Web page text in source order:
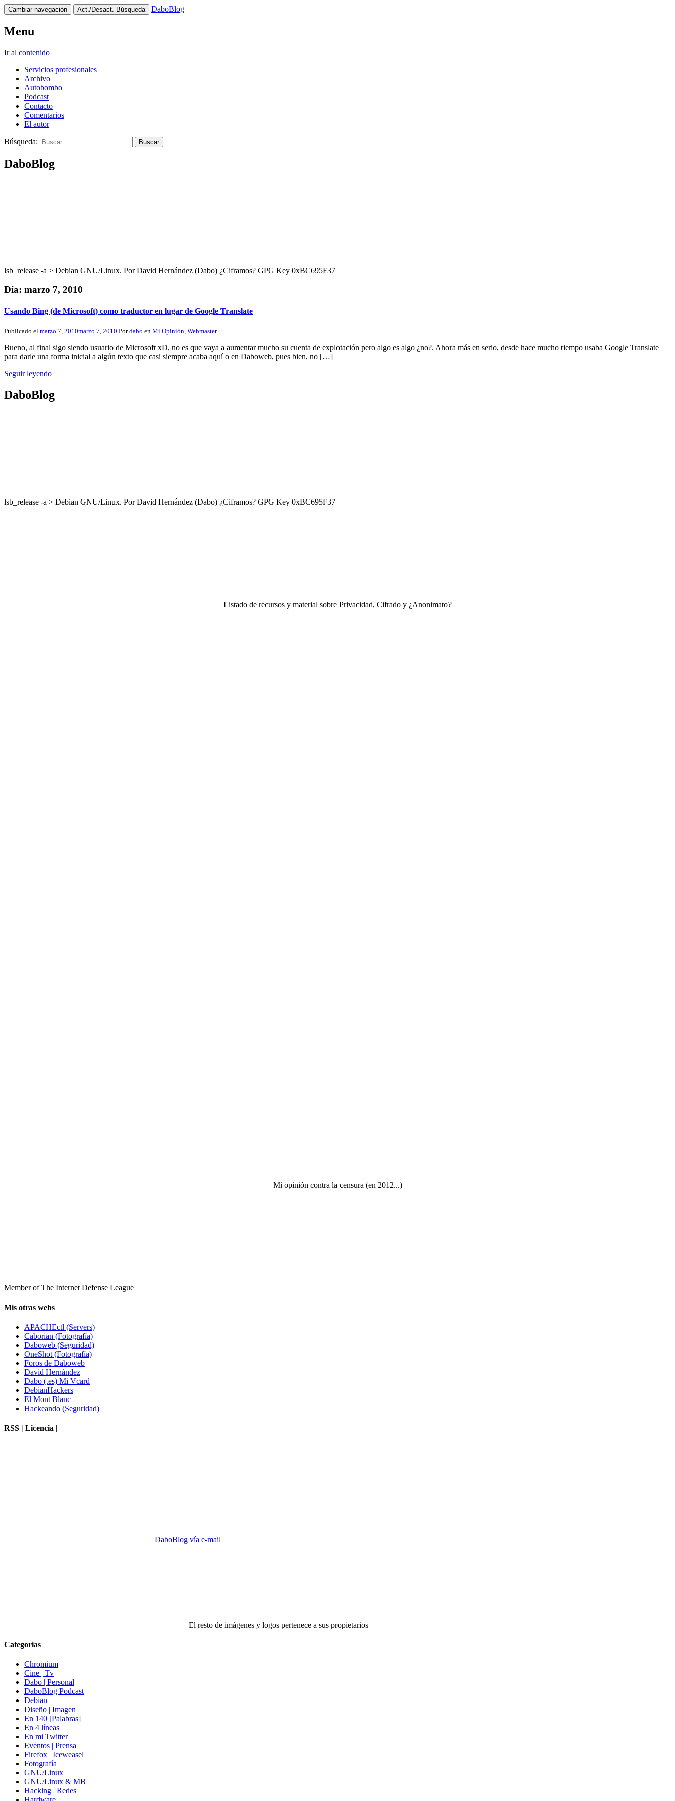
Cambiar navegación Act./Desact. Búsqueda DaboBlog
Menu
Ir al contenido
Servicios profesionales
Archivo
Autobombo
Podcast
Contacto
Comentarios
El autor
Búsqueda:
DaboBlog
lsb_release -a > Debian GNU/Linux. Por David Hernández (Dabo) ¿Ciframos? GPG Key 0xBC695F37
Día: marzo 7, 2010
Usando Bing (de Microsoft) como traductor en lugar de Google Translate
Publicado el marzo 7, 2010marzo 7, 2010 Pordabo en Mi Opinión Webmaster
Bueno, al final sigo siendo usuario de Microsoft xD, no es que vaya a aumentar mucho su cuenta de explotación pero algo es algo ¿no?. Ahora más en serio, desde hace mucho tiempo usaba Google Translate
para darle una forma inicial a algún texto que casi siempre acaba aquí o en Daboweb, pues bien, no […]
Seguir leyendo
DaboBlog
lsb_release -a > Debian GNU/Linux. Por David Hernández (Dabo) ¿Ciframos? GPG Key 0xBC695F37
Listado de recursos y material sobre Privacidad, Cifrado y ¿Anonimato?
Mi opinión contra la censura (en 2012...)
Member of The Internet Defense League
Mis otras webs
APACHEctl (Servers)
Caborian (Fotografía)
Daboweb (Seguridad)
OneShot (Fotografía)
Foros de Daboweb
David Hernández
Dabo (.es) Mi Vcard
DebianHackers
El Mont Blanc
Hackeando (Seguridad)
RSS | Licencia |
DaboBlog vía e-mail
El resto de imágenes y logos pertenece a sus propietarios
Categorias
Chromium
Cine | Tv
Dabo | Personal
DaboBlog Podcast
Debian
Diseño | Imagen
En 140 [Palabras]
En 4 líneas
En mi Twitter
Eventos | Prensa
Firefox | Iceweasel
Fotografía
GNU/Linux
GNU/Linux & MB
Hacking | Redes